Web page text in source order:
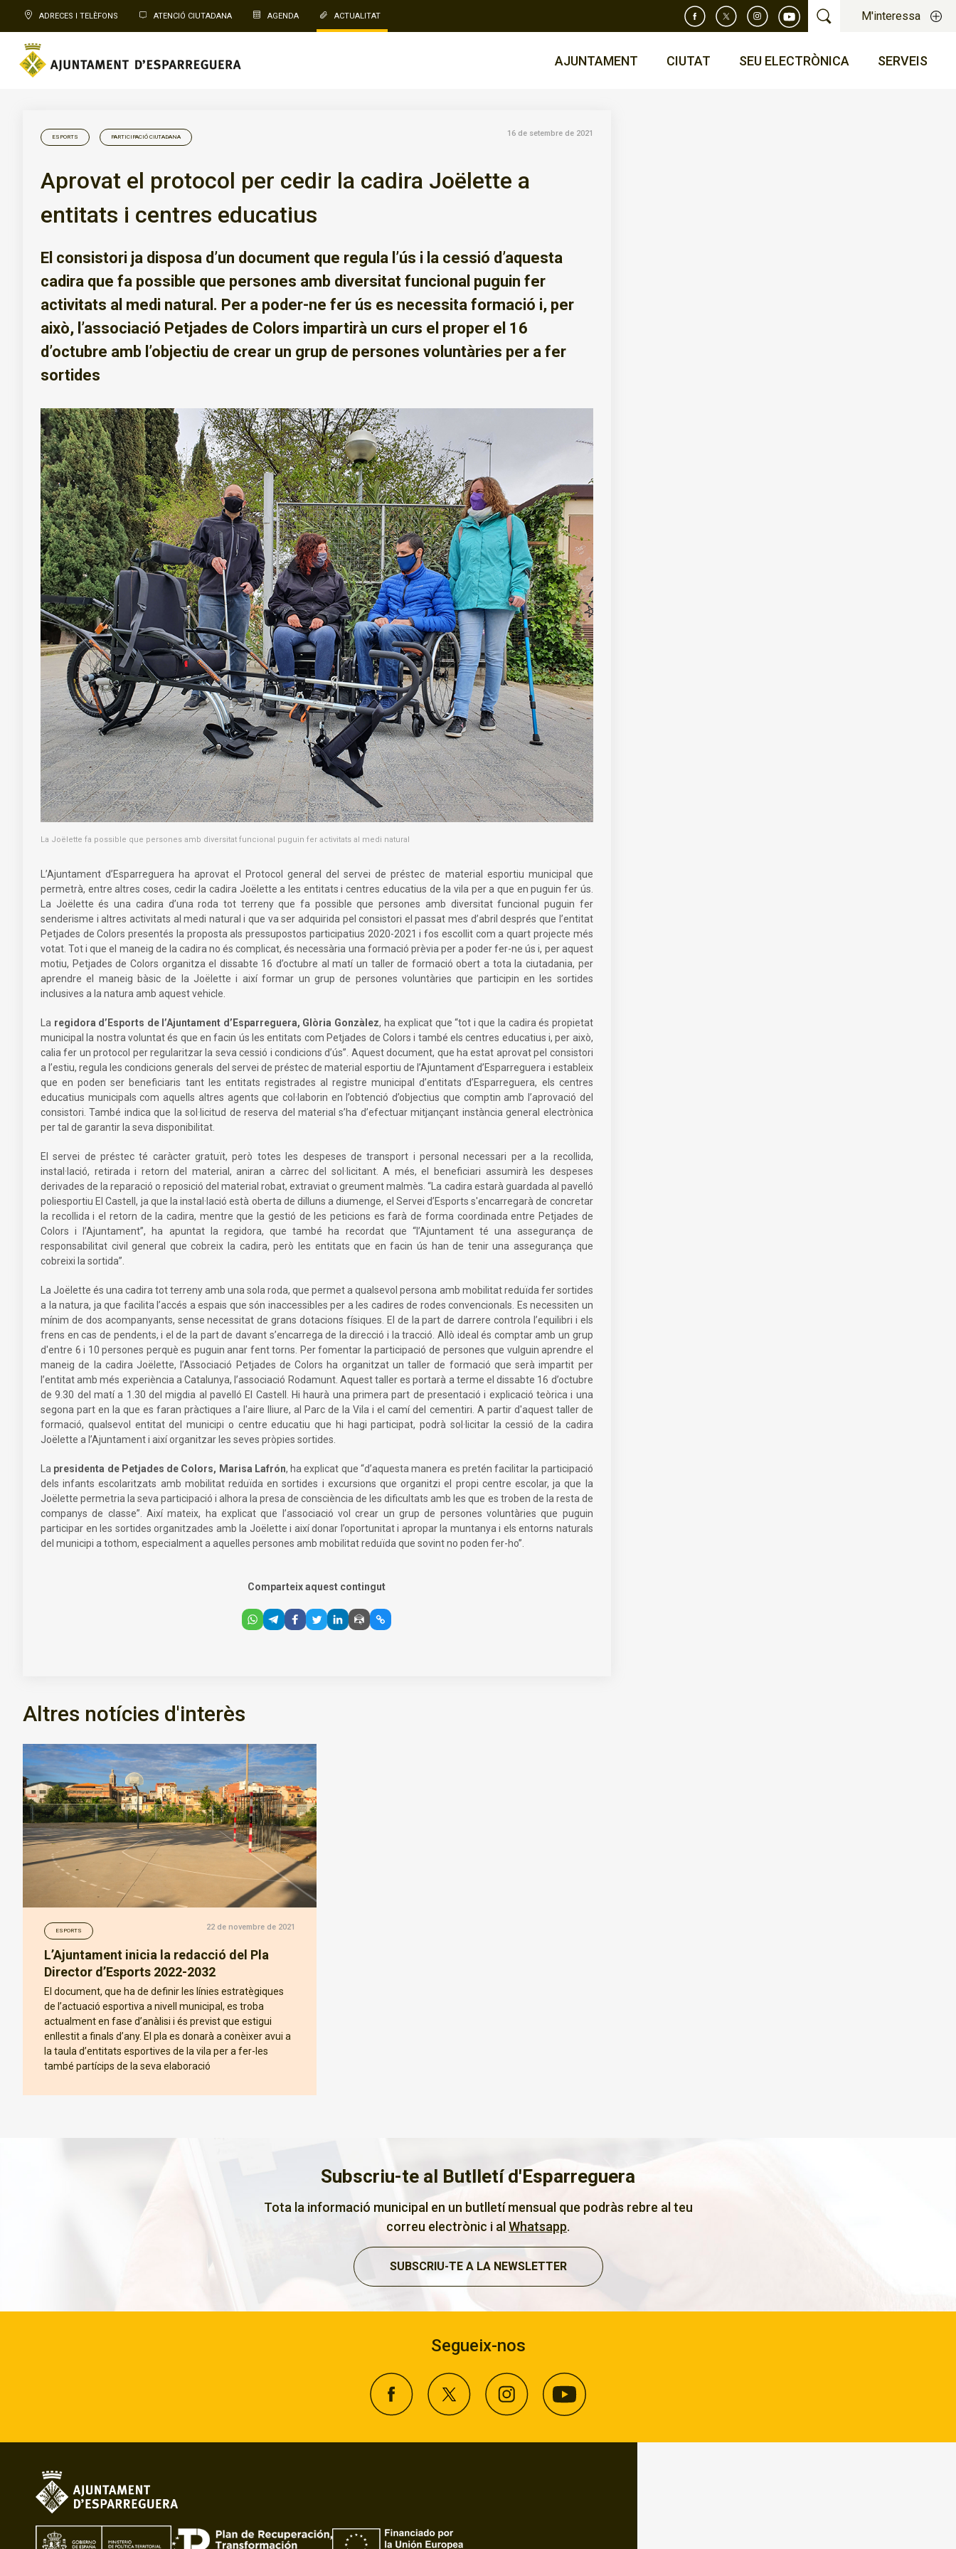
ADRECES I TELÈFONS ATENCIÓ CIUTADANA AGENDA ACTUALITAT M'interessa
AJUNTAMENT CIUTAT SEU ELECTRÒNICA SERVEIS
ESPORTS PARTICIPACIÓ CIUTADANA 16 de setembre de 2021
Aprovat el protocol per cedir la cadira Joëlette a
entitats i centres educatius
El consistori ja disposa d’un document que regula l’ús i la cessió d’aquesta
cadira que fa possible que persones amb diversitat funcional puguin fer
activitats al medi natural. Per a poder-ne fer ús es necessita formació i, per
això, l’associació Petjades de Colors impartirà un curs el proper el 16
d’octubre amb l’objectiu de crear un grup de persones voluntàries per a fer
sortides
La Joëlette fa possible que persones amb diversitat funcional puguin fer activitats al medi natural
L’Ajuntament d’Esparreguera ha aprovat el Protocol general del servei de préstec de material esportiu municipal que
permetrà, entre altres coses, cedir la cadira Joëlette a les entitats i centres educatius de la vila per a que en puguin fer ús.
La Joëlette és una cadira d’una roda tot terreny que fa possible que persones amb diversitat funcional puguin fer
senderisme i altres activitats al medi natural i que va ser adquirida pel consistori el passat mes d’abril després que l’entitat
Petjades de Colors presentés la proposta als pressupostos participatius 2020-2021 i fos escollit com a quart projecte més
votat. Tot i que el maneig de la cadira no és complicat, és necessària una formació prèvia per a poder fer-ne ús i, per aquest
motiu, Petjades de Colors organitza el dissabte 16 d’octubre al matí un taller de formació obert a tota la ciutadania, per
aprendre el maneig bàsic de la Joëlette i així formar un grup de persones voluntàries que participin en les sortides
inclusives a la natura amb aquest vehicle.
La regidora d’Esports de l’Ajuntament d’Esparreguera, Glòria Gonzàlez, ha explicat que “tot i que la cadira és propietat
municipal la nostra voluntat és que en facin ús les entitats com Petjades de Colors i també els centres educatius i, per això,
calia fer un protocol per regularitzar la seva cessió i condicions d’ús”. Aquest document, que ha estat aprovat pel consistori
a l’estiu, regula les condicions generals del servei de préstec de material esportiu de l’Ajuntament d’Esparreguera i estableix
que en poden ser beneficiaris tant les entitats registrades al registre municipal d’entitats d’Esparreguera, els centres
educatius municipals com aquells altres agents que col·laborin en l’obtenció d’objectius que comptin amb l’aprovació del
consistori. També indica que la sol·licitud de reserva del material s’ha d’efectuar mitjançant instància general electrònica
per tal de garantir la seva disponibilitat.
El servei de préstec té caràcter gratuït, però totes les despeses de transport i personal necessari per a la recollida,
instal·lació, retirada i retorn del material, aniran a càrrec del sol·licitant. A més, el beneficiari assumirà les despeses
derivades de la reparació o reposició del material robat, extraviat o greument malmès. “La cadira estarà guardada al pavelló
poliesportiu El Castell, ja que la instal·lació està oberta de dilluns a diumenge, el Servei d’Esports s'encarregarà de concretar
la recollida i el retorn de la cadira, mentre que la gestió de les peticions es farà de forma coordinada entre Petjades de
Colors i l’Ajuntament”, ha apuntat la regidora, que també ha recordat que “l’Ajuntament té una assegurança de
responsabilitat civil general que cobreix la cadira, però les entitats que en facin ús han de tenir una assegurança que
cobreixi la sortida”.
La Joëlette és una cadira tot terreny amb una sola roda, que permet a qualsevol persona amb mobilitat reduïda fer sortides
a la natura, ja que facilita l’accés a espais que són inaccessibles per a les cadires de rodes convencionals. Es necessiten un
mínim de dos acompanyants, sense necessitat de grans dotacions físiques. El de la part de darrere controla l’equilibri i els
frens en cas de pendents, i el de la part de davant s’encarrega de la direcció i la tracció. Allò ideal és comptar amb un grup
d'entre 6 i 10 persones perquè es puguin anar fent torns. Per fomentar la participació de persones que vulguin aprendre el
maneig de la cadira Joëlette, l’Associació Petjades de Colors ha organitzat un taller de formació que serà impartit per
l’entitat amb més experiència a Catalunya, l’associació Rodamunt. Aquest taller es portarà a terme el dissabte 16 d’octubre
de 9.30 del matí a 1.30 del migdia al pavelló El Castell. Hi haurà una primera part de presentació i explicació teòrica i una
segona part en la que es faran pràctiques a l'aire lliure, al Parc de la Vila i el camí del cementiri. A partir d'aquest taller de
formació, qualsevol entitat del municipi o centre educatiu que hi hagi participat, podrà sol·licitar la cessió de la cadira
Joëlette a l’Ajuntament i així organitzar les seves pròpies sortides.
La presidenta de Petjades de Colors, Marisa Lafrón, ha explicat que “d’aquesta manera es pretén facilitar la participació
dels infants escolaritzats amb mobilitat reduïda en sortides i excursions que organitzi el propi centre escolar, ja que la
Joëlette permetria la seva participació i alhora la presa de consciència de les dificultats amb les que es troben de la resta de
companys de classe”. Així mateix, ha explicat que l’associació vol crear un grup de persones voluntàries que puguin
participar en les sortides organitzades amb la Joëlette i així donar l’oportunitat i apropar la muntanya i els entorns naturals
del municipi a tothom, especialment a aquelles persones amb mobilitat reduïda que sovint no poden fer-ho”.
Comparteix aquest contingut
Altres notícies d'interès
ESPORTS 22 de novembre de 2021
L’Ajuntament inicia la redacció del Pla
Director d’Esports 2022-2032
El document, que ha de definir les línies estratègiques
de l’actuació esportiva a nivell municipal, es troba
actualment en fase d’anàlisi i és previst que estigui
enllestit a finals d’any. El pla es donarà a conèixer avui a
la taula d’entitats esportives de la vila per a fer-les
també partícips de la seva elaboració
Subscriu-te al Butlletí d'Esparreguera
Tota la informació municipal en un butlletí mensual que podràs rebre al teu
correu electrònic i al Whatsapp.
SUBSCRIU-TE A LA NEWSLETTER
Segueix-nos